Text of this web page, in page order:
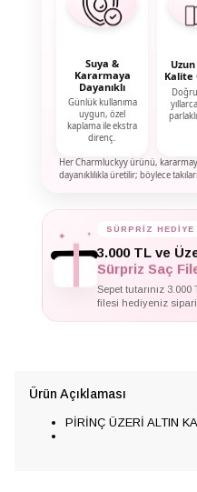
Suya &
Kararmaya
Dayanıklı
Günlük kullanıma
uygun, özel
kaplama ile ekstra
direnç.
Kalite
Her Charmluckyy ürünü,
dayanıklılıkla üretilir; böylece
✦ SÜRPRİZ HEDİYE
3.000 TL ve
Sürpriz Saç
Sepet tutarınız
filesi hediyeniz
Ürün Açıklaması
PİRİNÇ ÜZERİ ALTIN